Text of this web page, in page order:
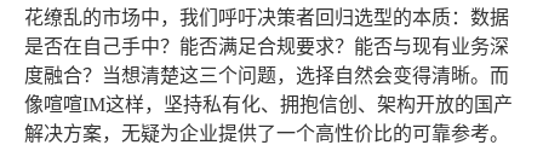
花缭乱的市场中，我们呼吁决策者回归选型的本质：数据
是否在自己手中？能否满足合规要求？能否与现有业务深
度融合？当想清楚这三个问题，选择自然会变得清晰。而
像喧喧IM这样，坚持私有化、拥抱信创、架构开放的国产
解决方案，无疑为企业提供了一个高性价比的可靠参考。